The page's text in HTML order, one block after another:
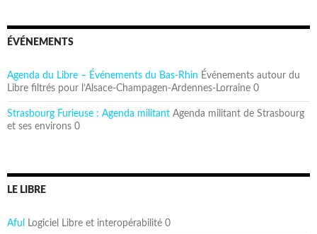
ÉVÉNEMENTS
Agenda du Libre – Événements du Bas-Rhin Événements autour du
Libre filtrés pour l’Alsace-Champagen-Ardennes-Lorraine 0
Strasbourg Furieuse : Agenda militant Agenda militant de Strasbourg
et ses environs 0
LE LIBRE
Aful Logiciel Libre et interopérabilité 0